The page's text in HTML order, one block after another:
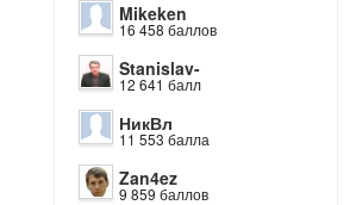
Mikeken
16 458 баллов
Stanislav-
12 641 балл
НикВл
11 553 балла
Zan4ez
9 859 баллов